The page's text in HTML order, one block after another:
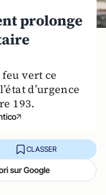
prolonge
vert ce
d’urgence
193.
CLASSER
sur Google